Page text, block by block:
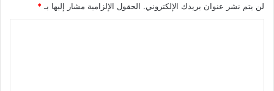
لن يتم نشر عنوان بريدك الإلكتروني. الحقول الإلزامية مشار إليها بـ *